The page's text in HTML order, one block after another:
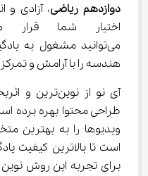
دوازدهم ریاضی
می‌توانید مشغول به
هندسه را با آرامش و
طراحی محتوا بهره برده
ویدیوها را به بهترین
است تا بالاترین کیفیت
برای تجربه این روش